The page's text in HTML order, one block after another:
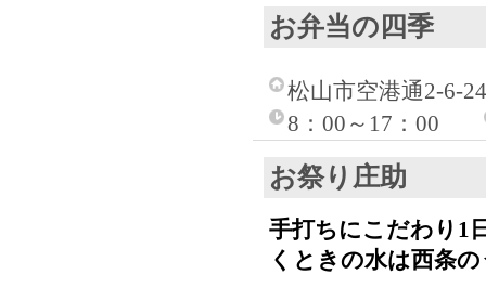
お弁当の四季
松山市空港通2-6-24
8：00～17：00
お祭り庄助
手打ちにこだわり1
くときの水は西条